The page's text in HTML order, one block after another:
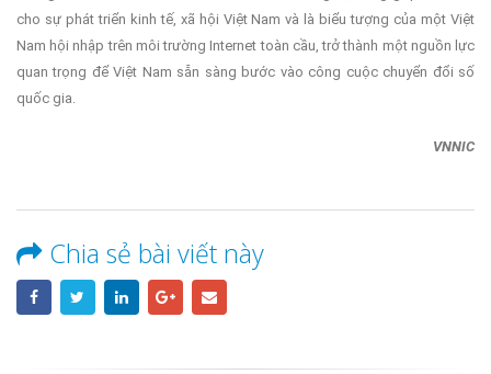
cho sự phát triển kinh tế, xã hội Việt Nam và là biểu tượng của một Việt
Nam hội nhập trên môi trường Internet toàn cầu, trở thành một nguồn lực
quan trọng để Việt Nam sẵn sàng bước vào công cuộc chuyển đổi số
quốc gia.
VNNIC
Chia sẻ bài viết này